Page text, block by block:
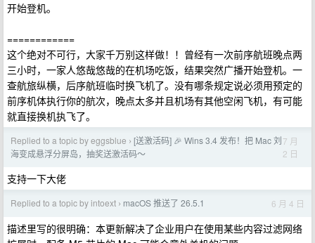
开始登机。
============
这个绝对不可行，大家千万别这样做！！曾经有一次前序航班晚点两
三小时，一家人悠哉悠哉的在机场吃饭，结果突然广播开始登机。一
查航旅纵横，后序航班临时换飞机了。没有哪条规定说必须用预定的
前序机体执行你的航次，晚点太多并且机场有其他空闲飞机，有可能
就直接换机执飞了。
Replied to a topic by eggsblue › [送激活码] 🎉 Wins 3.4 发布！把 Mac 刘
海变成悬浮分屏岛，抽奖送激活码～
7 月
2 日
支持一下大佬
Replied to a topic by intoext › macOS 推送了 26.5.1 6 月 4 日
描述里写的很明确：本更新解决了企业用户在使用某些内容过滤网络